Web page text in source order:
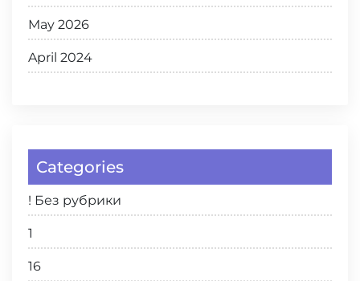
May 2026
April 2024
Categories
! Без рубрики
1
16